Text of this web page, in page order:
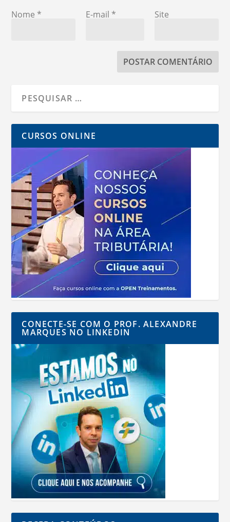
Nome * E-mail * Site
CURSOS ONLINE
CONECTE-SE COM O PROF. ALEXANDRE
MARQUES NO LINKEDIN